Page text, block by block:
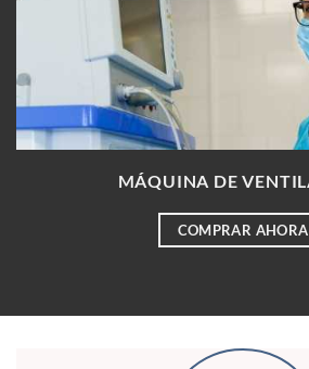
MÁQUINA DE
COMPRAR AHORA